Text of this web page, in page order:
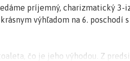
príjemný, charizmatický 3-
výhľadom na 6. poschodí s
čo je jeho výhodou. Z